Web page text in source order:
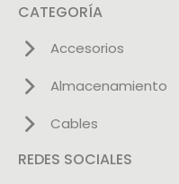
CATEGORÍA
Accesorios
Almacenamiento
Cables
REDES SOCIALES